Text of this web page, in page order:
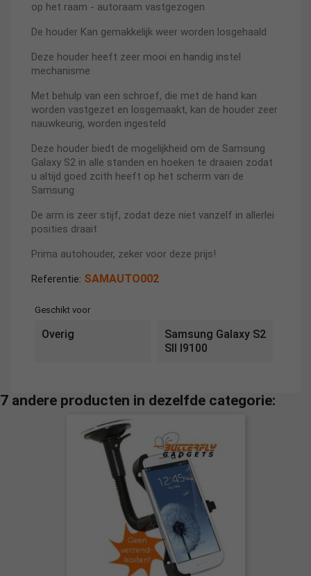
op het raam - autoraam vastgezogen
De houder Kan gemakkelijk weer worden losgehaald
Deze houder heeft zeer mooi en handig instel
mechanisme
Met behulp van een schroef, die met de hand kan
worden vastgezet en losgemaakt, kan de houder zeer
nauwkeurig, worden ingesteld
Deze houder biedt de mogelijkheid om de Samsung
Galaxy S2 in alle standen en hoeken te draaien zodat
u altijd goed zcith heeft op het scherm van de
Samsung
De arm is zeer stijf, zodat deze niet vanzelf in allerlei
posities draait
Prima autohouder, zeker voor deze prijs!
Referentie: SAMAUTO002
Geschikt voor
Overig
Samsung Galaxy S2
SII I9100
7 andere producten in dezelfde categorie: